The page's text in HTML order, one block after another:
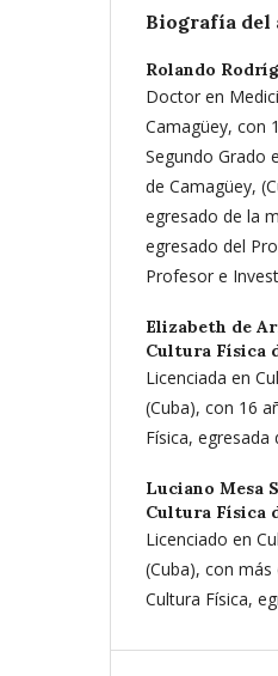
Biografía del
Rolando
Doctor en
Camagüey, con
Segundo Grado
de Camagüey,
egresado de la
egresado del
Profesor e
Elizabeth de
Cultura Física
Licenciada en
(Cuba), con 16
Física,
Luciano Mesa
Cultura Física
Licenciado en
(Cuba), con más
Cultura Física,